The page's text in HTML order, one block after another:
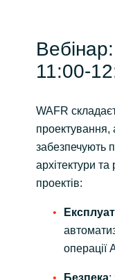
11:00-
WAFR
проектування,
забезпечують
архітектури
проектів:
операції
Безпека: